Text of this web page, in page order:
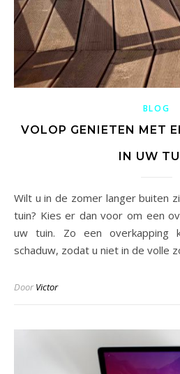
BLOG
VOLOP GENIETEN MET
IN UW
Wilt u in de zomer langer buiten zitten en genieten van uw
tuin? Kies er dan voor om een
uw tuin. Zo een overkapping
schaduw, zodat u niet in de volle
DoorVictor